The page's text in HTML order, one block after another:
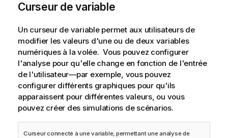
Curseur de variable
Un curseur de variable permet aux utilisateurs de
modifier les valeurs d'une ou de deux variables
numériques à la volée. Vous pouvez configurer
l'analyse pour qu'elle change en fonction de l'entrée
de l'utilisateur—par exemple, vous pouvez
configurer différents graphiques pour qu'ils
apparaissent pour différentes valeurs, ou vous
pouvez créer des simulations de scénarios.
Curseur connecté à une variable, permettant une analyse de